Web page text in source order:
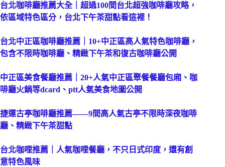
台北咖啡廳推薦大全｜超過100間台北超強咖啡廳攻略，
依區域特色區分，台北下午茶甜點看這裡！
台北中正區咖啡廳推薦｜10+中正區高人氣特色咖啡廳，
包含不限時咖啡廳、精緻下午茶和復古咖啡廳公開
中正區美食餐廳推薦｜20+人氣中正區聚餐餐廳包廂、咖
啡廳火鍋等dcard、ptt人氣美食地圖公開
捷運古亭咖啡廳推薦——9間高人氣古亭不限時深夜咖啡
廳、精緻下午茶甜點
台北咖哩推薦｜人氣咖哩餐廳，不只日式印度，還有創
意特色風味